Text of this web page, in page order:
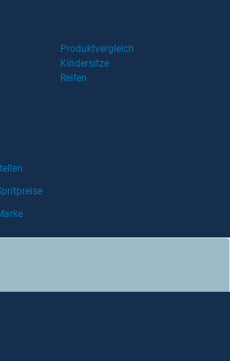
Produktvergleich
Kindersitze
Reifen